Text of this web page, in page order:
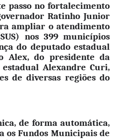
passo no fortalecimento
Ratinho Junior
ampliar o atendimento
nos 399 municípios
do deputado estadual
Alex, do presidente da
Alexandre Curi,
de diversas regiões do
de forma automática,
os Fundos Municipais de